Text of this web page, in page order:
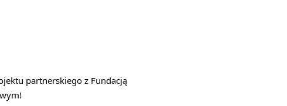
partnerskiego z Fundacją